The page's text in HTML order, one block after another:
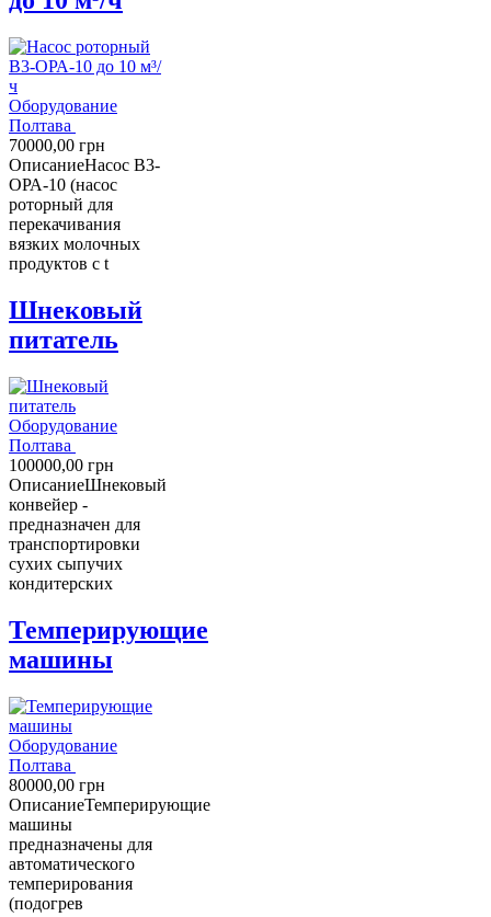
Оборудование
Полтава
70000,00 грн
ОписаниеНасос В3-
ОРА-10 (насос
роторный для
перекачивания
вязких молочных
продуктов с t
Шнековый
питатель
Оборудование
Полтава
100000,00 грн
ОписаниеШнековый
конвейер -
предназначен для
транспортировки
сухих сыпучих
кондитерских
Темперирующие
машины
Оборудование
Полтава
80000,00 грн
ОписаниеТемперирующие
машины
предназначены для
автоматического
темперирования
(подогрев